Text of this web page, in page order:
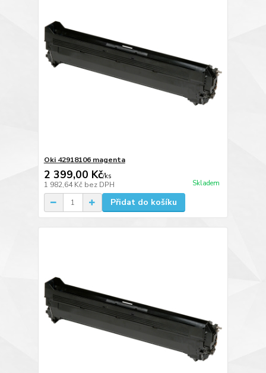
Oki 42918106 magenta
2 399,00 Kč/ks
1 982,64 Kč bez DPH Skladem
Přidat do košíku